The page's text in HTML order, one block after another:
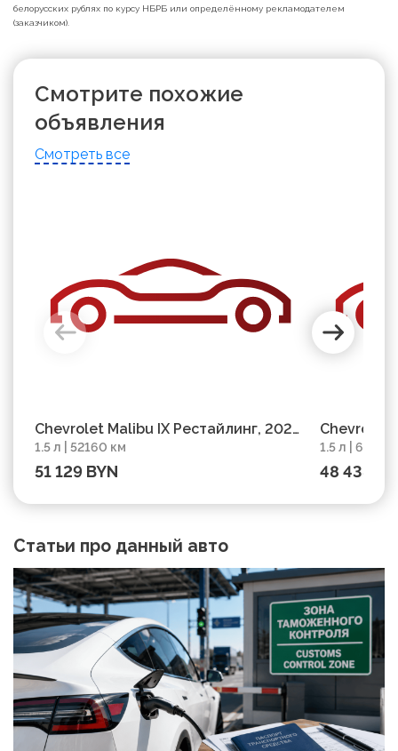
белорусских рублях по курсу НБРБ или определённому рекламодателем
(заказчиком).
Смотрите похожие
объявления
Смотреть все
Chevrolet Malibu IX Рестайлинг, 2022,
пробег 52160 км
1.5 л | 52160 км
51 129 BYN
Chevrolet
пробег
1.5 л |
48 438
Статьи про данный авто